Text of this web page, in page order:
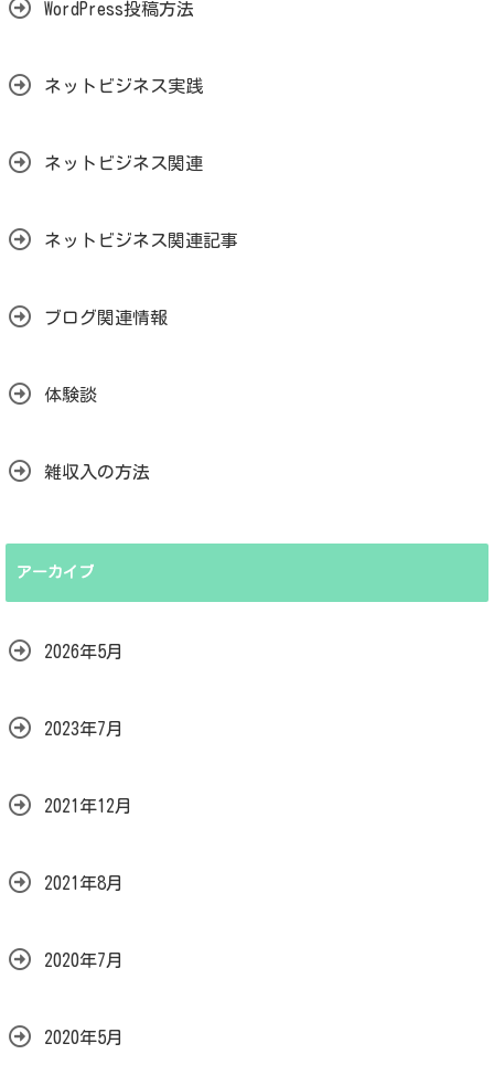
WordPress投稿方法
ネットビジネス実践
ネットビジネス関連
ネットビジネス関連記事
ブログ関連情報
体験談
雑収入の方法
アーカイブ
2026年5月
2023年7月
2021年12月
2021年8月
2020年7月
2020年5月